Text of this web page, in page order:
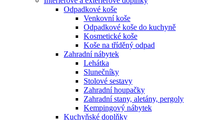
Odpadkové koše
Venkovní koše
Odpadkové koše do kuchyně
Kosmetické koše
Koše na tříděný odpad
Zahradní nábytek
Lehátka
Slunečníky
Stolové sestavy
Zahradní houpačky
Zahradní stany, aletány, pergoly
Kempingový nábytek
Kuchyňské doplňky